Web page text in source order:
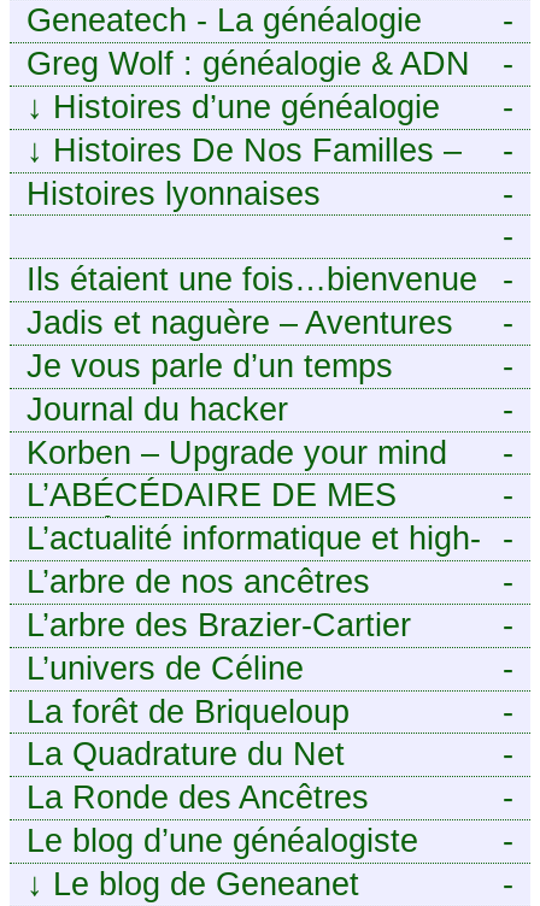
-
Geneatech - La généalogie
numérique à portée de tous
-
Greg Wolf : généalogie & ADN
-
↓ Histoires d’une généalogie
Léonarde
-
↓ Histoires De Nos Familles –
Blog de généalogie
-
Histoires lyonnaises
-
https://
-
Ils étaient une fois…bienvenue
chez mes ancêtres. – Une
histoire tourangelle, mais pas
seulement.
-
Jadis et naguère – Aventures
généalogiques de l’Atlantique
aux contreforts des Alpes
-
Je vous parle d’un temps
-
Journal du hacker
-
Korben – Upgrade your mind
-
L’ABÉCÉDAIRE DE MES
ANCÊTRES – Tout ce que
j’aurais aimé savoir sur ma
famille mais n’ai jamais osé
demander
-
L’actualité informatique et high-
tech pour décideurs IT.
-
L’arbre de nos ancêtres
-
L’arbre des Brazier-Cartier
-
L’univers de Céline
-
La forêt de Briqueloup
-
La Quadrature du Net
-
La Ronde des Ancêtres
-
Le blog d’une généalogiste
-
↓ Le blog de Geneanet